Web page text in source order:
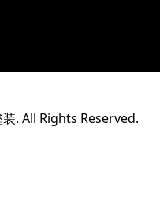
. All Rights Reserved.